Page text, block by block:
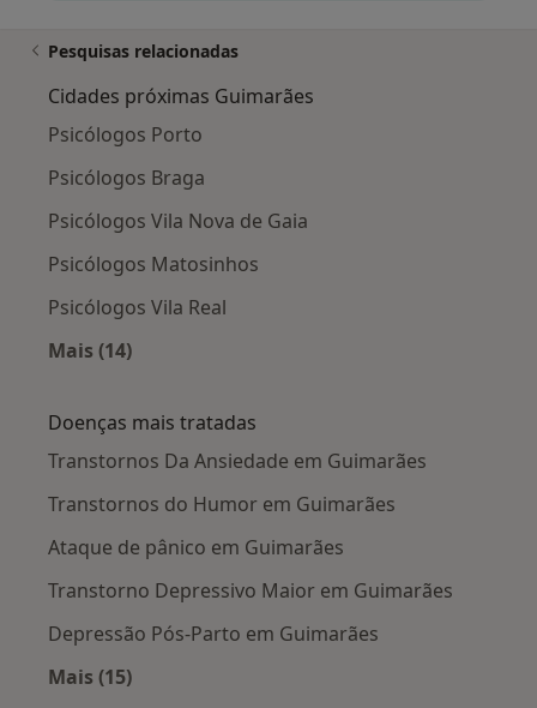
Pesquisas relacionadas
Cidades próximas Guimarães
Psicólogos Porto
Psicólogos Braga
Psicólogos Vila Nova de Gaia
Psicólogos Matosinhos
Psicólogos Vila Real
Mais (14)
Doenças mais tratadas
Transtornos Da Ansiedade em Guimarães
Transtornos do Humor em Guimarães
Ataque de pânico em Guimarães
Transtorno Depressivo Maior em Guimarães
Depressão Pós-Parto em Guimarães
Mais (15)